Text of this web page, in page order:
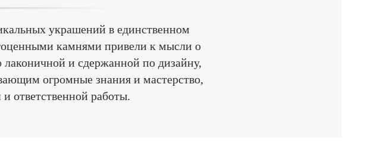
украшений в единственном
камнями привели к мысли о
и сдержанной по дизайну,
огромные знания и мастерство,
ответственной работы.